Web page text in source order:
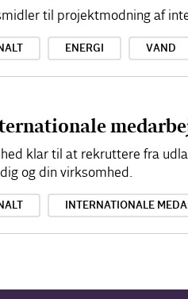
til projektmodning af
ENERGI VAND
klar til at rekruttere fra
og din virksomhed.
INTERNATIONALE